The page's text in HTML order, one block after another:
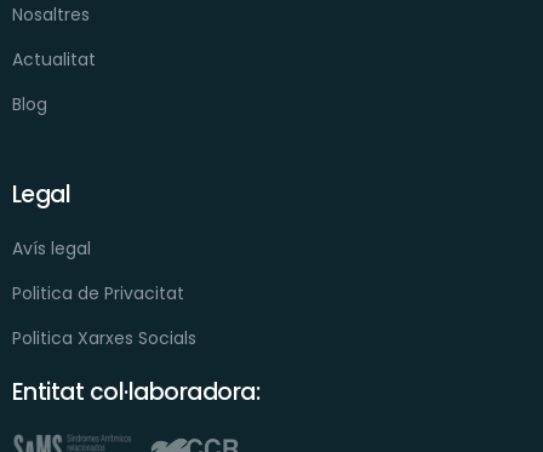
Nosaltres
Actualitat
Blog
Legal
Avís legal
Politica de Privacitat
Politica Xarxes Socials
Entitat col·laboradora: